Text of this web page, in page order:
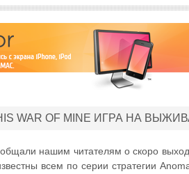
WAR OF MINE ИГРА НА
нашим читателям о скоро
всем по серии стратегии